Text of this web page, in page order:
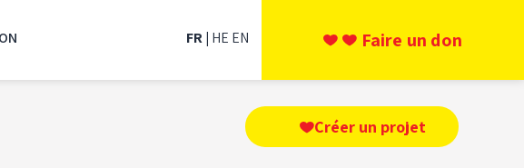
Faire un don
FR HE EN
Créer un projet